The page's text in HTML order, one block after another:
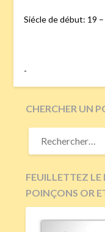
Siécle de début: 19
-
CHERCHER UN
RECHERCHER :
FEUILLETTEZ
POINÇONS OR